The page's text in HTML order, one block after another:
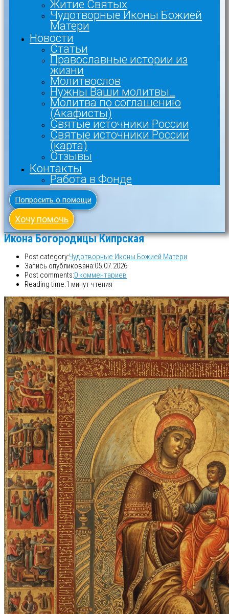
Житие Святых
Чудотворные Иконы Божией
Матери
Новости
Статьи
Православные истории из
жизни
Молитвослов
Нужны Ваши молитвы_
Молитва по соглашению
(Акафисты)
Святые источники России
Святые источники России
(карта)
Отзывы
Контакты
Работа в Фонде
Попросить о помощи
Хочу помочь
Икона Богородицы Кипрская
Post category:Чудотворные Иконы Божией Матери
Запись опубликована:05.07.2026
Post comments:0 комментариев
Reading time:1 минут чтения